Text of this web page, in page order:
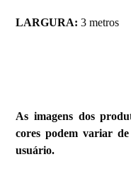
LARGURA: 3 metros
As imagens dos
cores podem variar
usuário.